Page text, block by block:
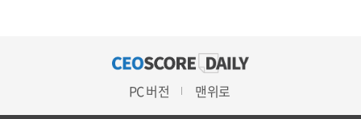
PC 버전 맨위로